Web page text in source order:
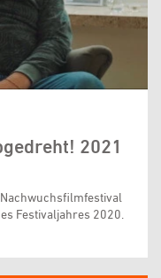
2021
Festivaljahres 2020.